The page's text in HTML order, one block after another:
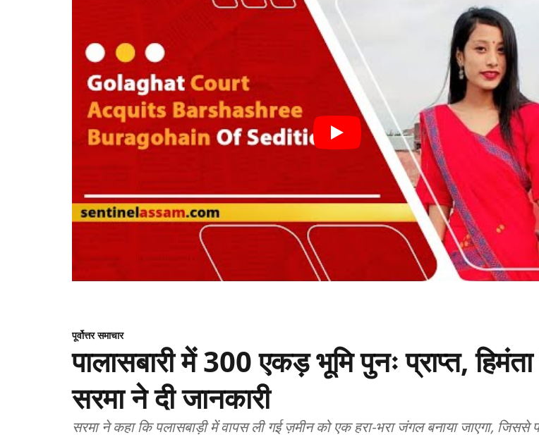
पूर्वोत्तर समाचार
पालासबारी में 300 एकड़ भूमि पुनः प्राप्त, हिमंता
सरमा ने दी जानकारी
सरमा ने कहा कि पलासबाड़ी में वापस ली गई ज़मीन को एक हरा-भरा जंगल बनाया जाएगा, जिससे